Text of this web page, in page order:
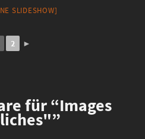
SLIDESHOW]
2 ►
für “Images